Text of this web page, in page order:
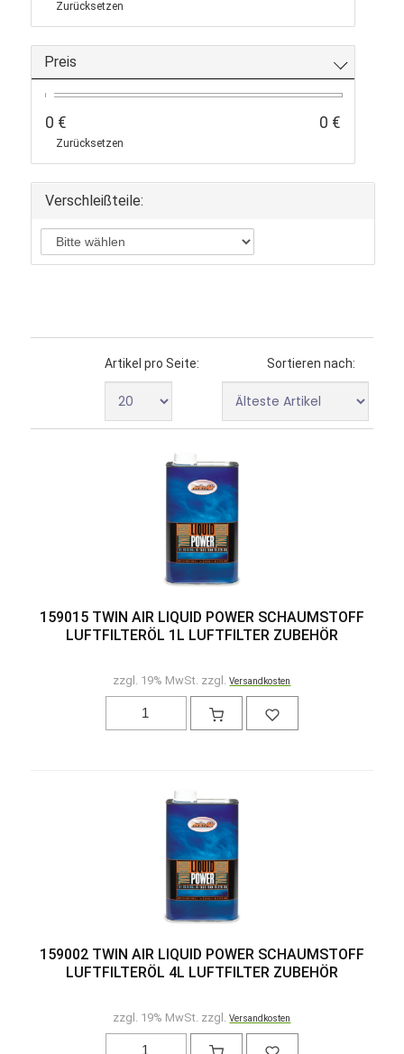
Zurücksetzen
Preis
0 € 0 €
Zurücksetzen
Verschleißteile:
Sortieren nach:
Artikel pro Seite:
159015 TWIN AIR LIQUID POWER SCHAUMSTOFF
LUFTFILTERÖL 1L LUFTFILTER ZUBEHÖR
zzgl. 19% MwSt. zzgl.Versandkosten
159002 TWIN AIR LIQUID POWER SCHAUMSTOFF
LUFTFILTERÖL 4L LUFTFILTER ZUBEHÖR
zzgl. 19% MwSt. zzgl.Versandkosten